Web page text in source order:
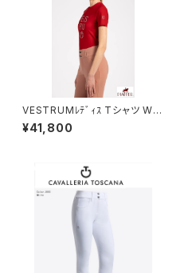
VESTRUMﾚﾃﾞｨｽ Tシャツ W6
33860002
¥41,800